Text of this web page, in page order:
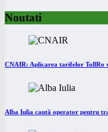
Noutati
CNAIR: Aplicarea tarifelor TollRo
Alba Iulia caută operator pentru